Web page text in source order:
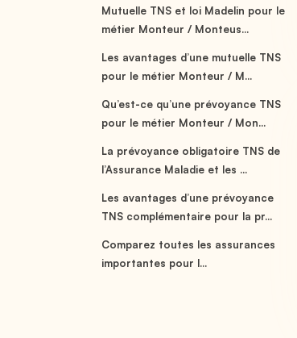
Mutuelle TNS et loi Madelin pour le
métier Monteur / Monteus...
Les avantages d’une mutuelle TNS
pour le métier Monteur / M...
Qu’est-ce qu’une prévoyance TNS
pour le métier Monteur / Mon...
La prévoyance obligatoire TNS de
l’Assurance Maladie et les ...
Les avantages d’une prévoyance
TNS complémentaire pour la pr...
Comparez toutes les assurances
importantes pour l...